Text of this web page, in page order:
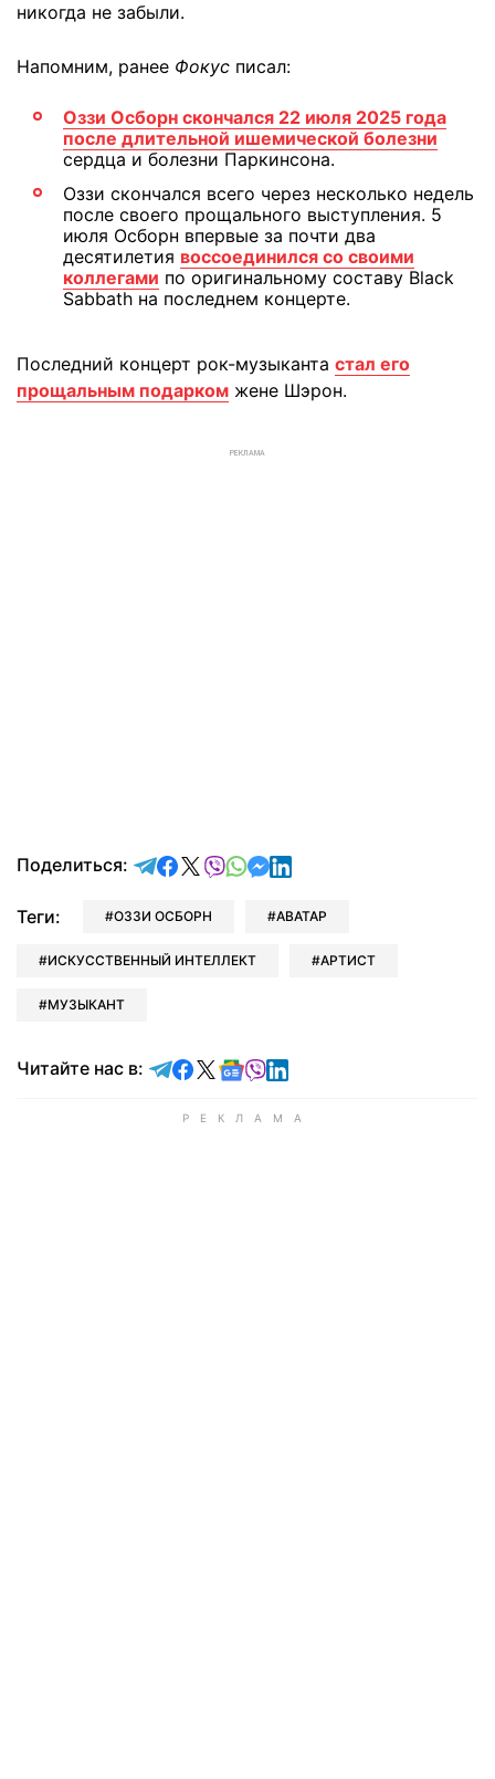
никогда не забыли.
Напомним, ранее Фокус писал:
Оззи Осборн скончался 22 июля 2025 года
после длительной ишемической болезни
сердца и болезни Паркинсона.
Оззи скончался всего через несколько недель
после своего прощального выступления. 5
июля Осборн впервые за почти два
десятилетия воссоединился со своими
коллегами по оригинальному составу Black
Sabbath на последнем концерте.
Последний концерт рок-музыканта стал его
прощальным подарком жене Шэрон.
РЕКЛАМА
Поделиться: отправить в Telegram
поделиться в Facebook
поделиться в X
отправить в Viber
отправить в Whatsapp
отправить в Messenger
отправить в LinkedIn
Теги: ОЗЗИ ОСБОРН АВАТАР
ИСКУССТВЕННЫЙ ИНТЕЛЛЕКТ АРТИСТ
МУЗЫКАНТ
Читайте нас в: Читайте в Telegram
Читайте в Facebook
Читайте в X
Читайте в Google news
Читайте в Viber
Читайте в LinkedIn